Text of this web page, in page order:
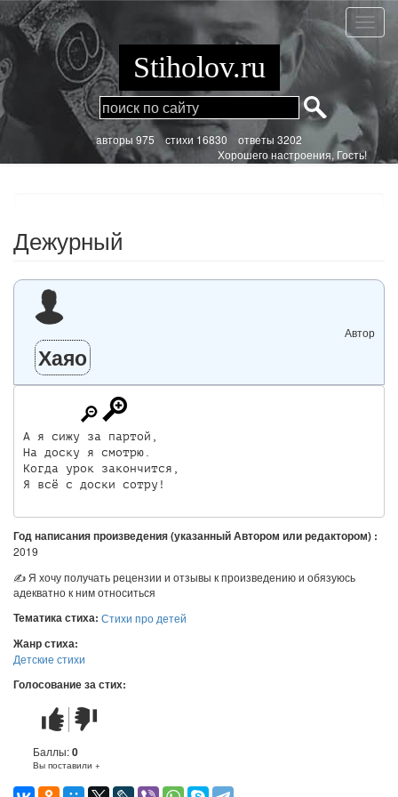
Перейти
к
основному
содержанию
Stiholov.ru
aвторы 975стихи 16830 ответы 3202
Хорошего настроения, Гость!
Дежурный
Автор
Хаяо
А я сижу за партой,
На доску я смотрю.
Когда урок закончится,
Я всё с доски сотру!
Год написания произведения (указанный Автором или редактором) :
2019
✍ Я хочу получать рецензии и отзывы к произведению и обязуюсь
адекватно к ним относиться
Тематика стиха: Стихи про детей
Жанр стиха:
Детские стихи
Голосование за стих:
Стих
понравился
Стих
не
понравился
Баллы:0
Вы поставили +